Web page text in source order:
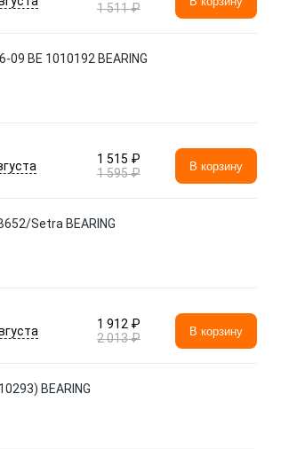
1 511 ₽
BE 1010192 BEARING
1 515 ₽
1 595 ₽
В корзину
Setra BEARING
1 912 ₽
2 013 ₽
В корзину
BEARING